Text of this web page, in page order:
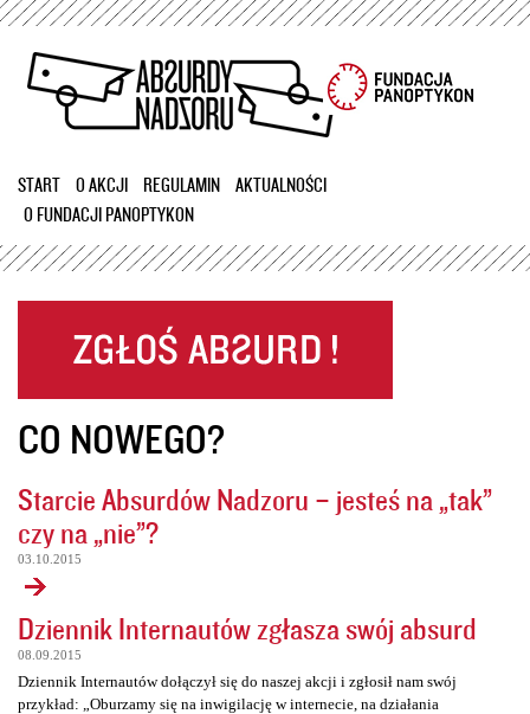
Przejdź
treści
START O AKCJI REGULAMIN
AKTUALNOŚCI
O FUNDACJI PANOPTYKON
CO NOWEGO?
Starcie Absurdów Nadzoru – jesteś na „tak”
czy na „nie”?
03.10.2015
Dziennik Internautów zgłasza swój absurd
08.09.2015
Dziennik Internautów dołączył się do naszej akcji i zgłosił nam swój
przykład: „Oburzamy się na inwigilację w internecie, na działania